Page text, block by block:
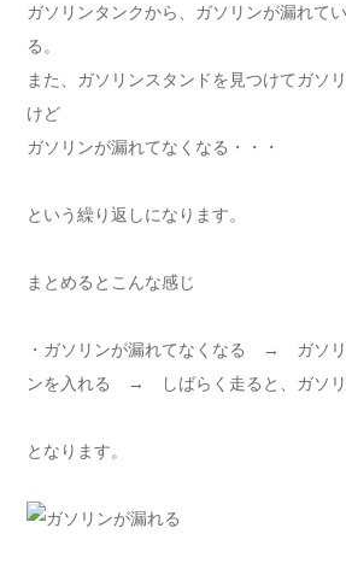
ガソリンタンクから、ガソリンが漏れて
る。
また、ガソリンスタンドを見つけてガソ
けど
ガソリンが漏れてなくなる・・・
という繰り返しになります。
まとめるとこんな感じ
・ガソリンが漏れてなくなる → ガソリ
ンを入れる → しばらく走ると、ガソリ
となります。